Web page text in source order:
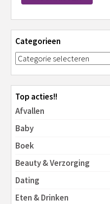
Categorieen
Top acties!!
Afvallen
Baby
Boek
Beauty & Verzorging
Dating
Eten & Drinken